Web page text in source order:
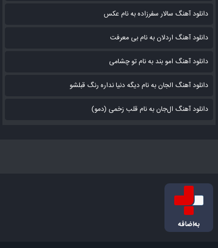
دانلود آهنگ سالار سفرزاده به نام عکس
دانلود آهنگ اردلان به نام بی معرفت
دانلود آهنگ امو بند به نام تو چشامی
دانلود آهنگ الجان به نام دیگه دنیا نداره رنگ قبلشو
دانلود آهنگ ال‌جان به نام قلب زخمی (دمو)
به‌اضافه